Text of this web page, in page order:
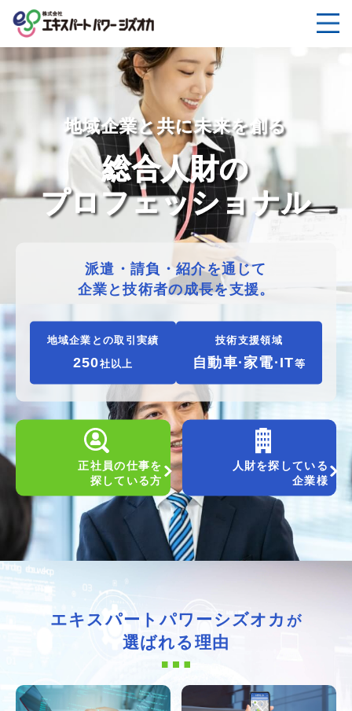
地域企業と共に未来を創る
総合人財の
プロフェッショナル
派遣・請負・紹介を通じて
企業と技術者の成長を支援。
地域企業との取引実績
250社以上
技術支援領域
自動車·家電·IT等
正社員の仕事を
探している方
人財を探している
企業様
エキスパートパワーシズオカ が
選ばれる理由